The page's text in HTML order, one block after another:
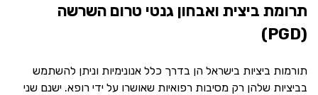
תרומת ביצית ואבחון גנטי טרום השרשה
(PGD)
תורמות ביציות בישראל הן בדרך כלל אנונימיות וניתן להשתמש
בביציות שלהן רק מסיבות רפואיות שאושרו על ידי רופא. ישנם שני